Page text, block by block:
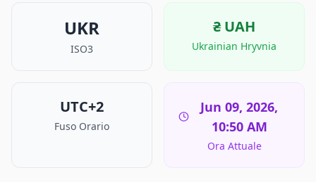
UKR
ISO3
₴ UAH
Ukrainian Hryvnia
UTC+2
Fuso Orario
Jun 09, 2026,
10:50 AM
Ora Attuale